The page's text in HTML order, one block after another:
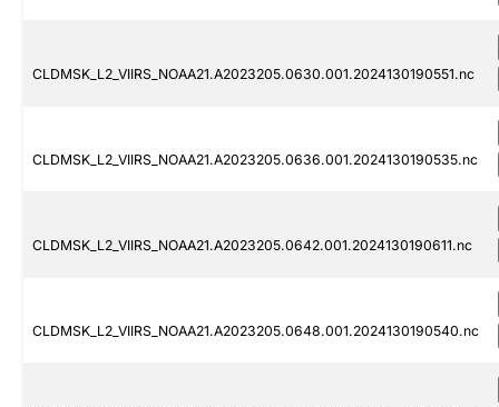
CLDMSK_L2_VIIRS_NOAA21.A2023205.0630.001.2024130190551.nc
CLDMSK_L2_VIIRS_NOAA21.A2023205.0636.001.2024130190535.nc
CLDMSK_L2_VIIRS_NOAA21.A2023205.0642.001.2024130190611.nc
CLDMSK_L2_VIIRS_NOAA21.A2023205.0648.001.2024130190540.nc